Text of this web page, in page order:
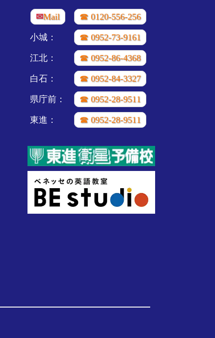
✉Mail ☎ 0120-556-256
小城： ☎ 0952-73-9161
江北： ☎ 0952-86-4368
白石： ☎ 0952-84-3327
県庁前： ☎ 0952-28-9511
東進： ☎ 0952-28-9511